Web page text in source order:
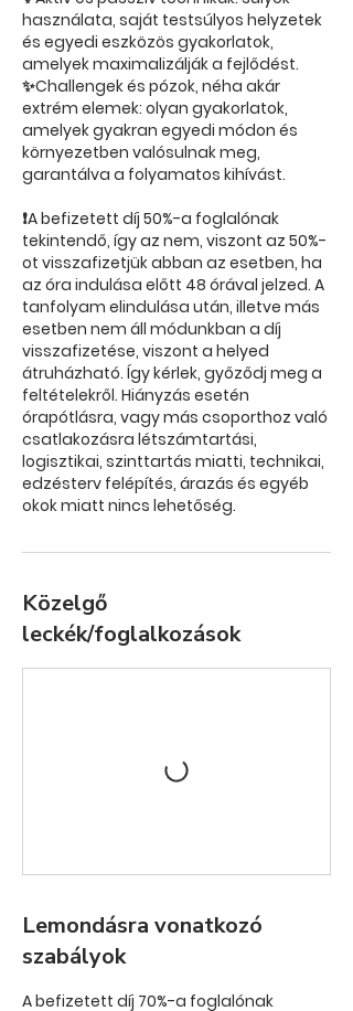
használata, saját testsúlyos helyzetek
és egyedi eszközös gyakorlatok,
amelyek maximalizálják a fejlődést.
✨Challengek és pózok, néha akár
extrém elemek: olyan gyakorlatok,
amelyek gyakran egyedi módon és
környezetben valósulnak meg,
garantálva a folyamatos kihívást.
❗A befizetett díj 50%-a foglalónak
tekintendő, így az nem, viszont az 50%-
ot visszafizetjük abban az esetben, ha
az óra indulása előtt 48 órával jelzed. A
tanfolyam elindulása után, illetve más
esetben nem áll módunkban a díj
visszafizetése, viszont a helyed
átruházható. Így kérlek, győződj meg a
feltételekről. Hiányzás esetén
órapótlásra, vagy más csoporthoz való
csatlakozásra létszámtartási,
logisztikai, szinttartás miatti, technikai,
edzésterv felépítés, árazás és egyéb
Közelgő
leckék/foglalkozások
Lemondásra vonatkozó
szabályok
A befizetett díj 70%-a foglalónak